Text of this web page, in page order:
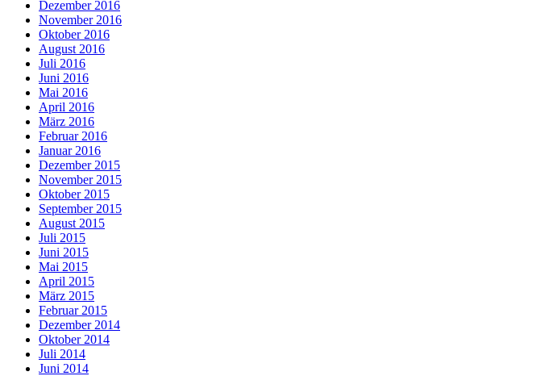
Dezember 2016
November 2016
Oktober 2016
August 2016
Juli 2016
Juni 2016
Mai 2016
April 2016
März 2016
Februar 2016
Januar 2016
Dezember 2015
November 2015
Oktober 2015
September 2015
August 2015
Juli 2015
Juni 2015
Mai 2015
April 2015
März 2015
Februar 2015
Dezember 2014
Oktober 2014
Juli 2014
Juni 2014